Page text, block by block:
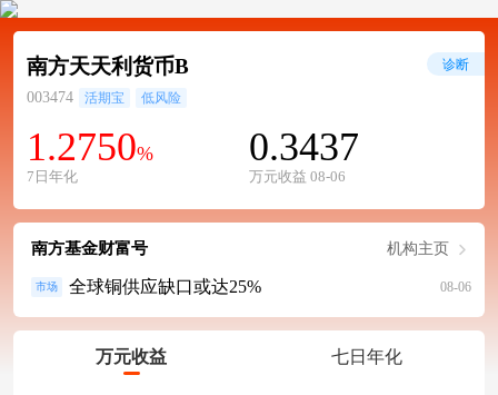
南方天天利货币B
003474 活期宝 低风险
1.2750%
7日年化
0.3437
万元收益 08-06
诊断
南方基金财富号 机构主页
市场 全球铜供应缺口或达25% 08-06
万元收益 七日年化